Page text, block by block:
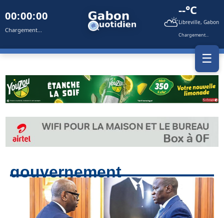
00:00:00
Chargement... ⛅
--°C
Libreville, Gabon
Chargement...
☰
gouvernement